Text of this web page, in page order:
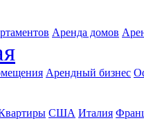
Аренда домов
Арендный бизнес
США Италия